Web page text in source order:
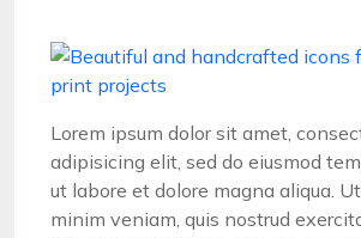
Lorem ipsum dolor sit amet,
adipisicing elit, sed do eiusmod
ut labore et dolore magna aliqua.
minim veniam, quis nostrud